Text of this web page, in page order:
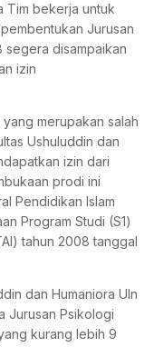
Tim bekerja untuk
Jurusan
segera disampaikan
izin
merupakan salah
Ushuluddin dan
izin dari
prodi ini
Pendidikan Islam
Program Studi (S1)
tahun 2008 tanggal
dan Humaniora UIn
Jurusan Psikologi
kurang lebih 9